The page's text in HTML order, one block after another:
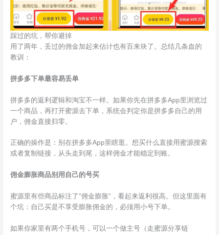
踩过的坑，帮你避掉
用了两年，丢过的佣金加起来估计也有百来块了。总结几条血的
教训：
拼多多下单最容易丢单
拼多多的返利逻辑和淘宝不一样。如果你先在拼多多App里浏览过
一个商品，再打开蜜源去下单，系统会判定你是拼多多自己的用
户，佣金直接归零。
正确的操作是：别在拼多多App里瞎逛。想买什么直接用蜜源搜索
或者复制链接，从头走到尾，这样佣金才能稳定到账。
佣金膨胀商品别用自己的号买
蜜源里有些商品标注了”佣金膨胀”，看起来返利很高。但这里面有
个坑：自己买是不享受膨胀佣金的，必须用小号下单。
如果你家里有两个手机号，可以一个做主号（走蜜源分享链